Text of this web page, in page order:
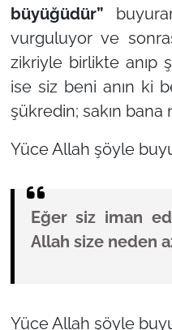
büyüğüdür”
vurguluyor ve
zikriyle birlikte anıp
ise siz beni anın ki
şükredin; sakın
Yüce Allah şöyle
Eğer siz iman
Allah size neden
Yüce Allah şöyle